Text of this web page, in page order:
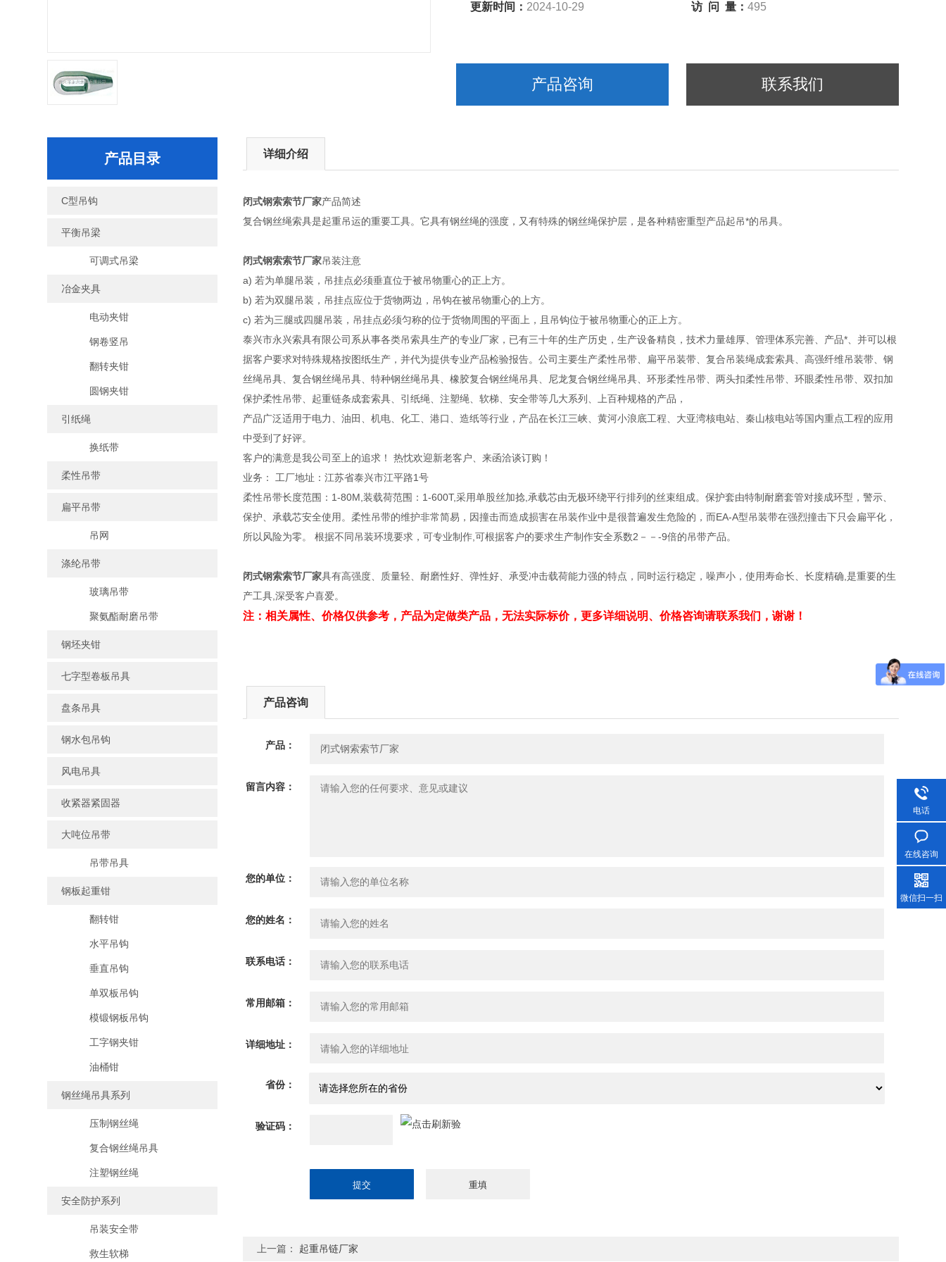
更新时间： 2024-10-29 访 问 量：495
产品咨询 联系我们
产品目录
C型吊钩
平衡吊梁
可调式吊梁
冶金夹具
电动夹钳
钢卷竖吊
翻转夹钳
圆钢夹钳
引纸绳
换纸带
柔性吊带
扁平吊带
吊网
涤纶吊带
玻璃吊带
聚氨酯耐磨吊带
钢坯夹钳
七字型卷板吊具
盘条吊具
钢水包吊钩
风电吊具
收紧器紧固器
大吨位吊带
吊带吊具
钢板起重钳
翻转钳
水平吊钩
垂直吊钩
单双板吊钩
模锻钢板吊钩
工字钢夹钳
油桶钳
钢丝绳吊具系列
压制钢丝绳
复合钢丝绳吊具
注塑钢丝绳
安全防护系列
吊装安全带
救生软梯
详细介绍
闭式钢索索节厂家产品简述
复合钢丝绳索具是起重吊运的重要工具。它具有钢丝绳的强度，又有特殊的钢丝绳保护层，是各种精密重型产品起吊*的吊具。
闭式钢索索节厂家吊装注意
a) 若为单腿吊装，吊挂点必须垂直位于被吊物重心的正上方。
b) 若为双腿吊装，吊挂点应位于货物两边，吊钩在被吊物重心的上方。
c) 若为三腿或四腿吊装，吊挂点必须匀称的位于货物周围的平面上，且吊钩位于被吊物重心的正上方。
泰兴市永兴索具有限公司系从事各类吊索具生产的专业厂家，已有三十年的生产历史，生产设备精良，技术力量雄厚、管理体系完善、产品*、并可以根
据客户要求对特殊规格按图纸生产，并代为提供专业产品检验报告。公司主要生产柔性吊带、扁平吊装带、复合吊装绳成套索具、高强纤维吊装带、钢
丝绳吊具、复合钢丝绳吊具、特种钢丝绳吊具、橡胶复合钢丝绳吊具、尼龙复合钢丝绳吊具、环形柔性吊带、两头扣柔性吊带、环眼柔性吊带、双扣加
保护柔性吊带、起重链条成套索具、引纸绳、注塑绳、软梯、安全带等几大系列、上百种规格的产品，
产品广泛适用于电力、油田、机电、化工、港口、造纸等行业，产品在长江三峡、黄河小浪底工程、大亚湾核电站、秦山核电站等国内重点工程的应用
中受到了好评。
客户的满意是我公司至上的追求！ 热忱欢迎新老客户、来函洽谈订购！
业务： 工厂地址：江苏省泰兴市江平路1号
柔性吊带长度范围：1-80M,装载荷范围：1-600T,采用单股丝加捻,承载芯由无极环绕平行排列的丝束组成。保护套由特制耐磨套管对接成环型，警示、
保护、承载芯安全使用。柔性吊带的维护非常简易，因撞击而造成损害在吊装作业中是很普遍发生危险的，而EA-A型吊装带在强烈撞击下只会扁平化，
所以风险为零。 根据不同吊装环境要求，可专业制作,可根据客户的要求生产制作安全系数2－－-9倍的吊带产品。
闭式钢索索节厂家具有高强度、质量轻、耐磨性好、弹性好、承受冲击载荷能力强的特点，同时运行稳定，噪声小，使用寿命长、长度精确,是重要的生
产工具,深受客户喜爱。
注：相关属性、价格仅供参考，产品为定做类产品，无法实际标价，更多详细说明、价格咨询请联系我们，谢谢！
产品咨询
产品：
留言内容：
您的单位：
您的姓名：
联系电话：
常用邮箱：
详细地址：
省份：
验证码：
上一篇： 起重吊链厂家
电话
在线咨询
微信扫一扫